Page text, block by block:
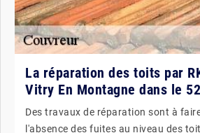
La réparation des toits par
Vitry En Montagne dans le
Des travaux de réparation sont à
l'absence des fuites au niveau des